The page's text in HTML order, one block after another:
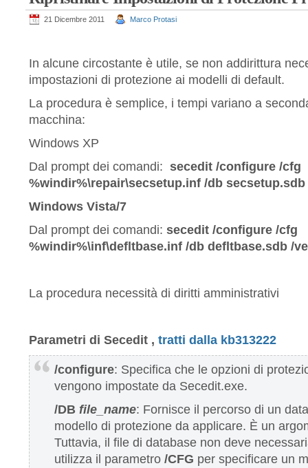
21 Dicembre 2011 Marco Protasi
In alcune circostante è utile, se non addirittura
impostazioni di protezione ai modelli di default.
La procedura è semplice, i tempi variano a
macchina:
Windows XP
Dal prompt dei comandi: secedit /configure /cfg
%windir%\repair\secsetup.inf /db
Windows Vista/7
Dal prompt dei comandi: secedit /configure /cfg
%windir%\inf\defltbase.inf /db defltbase.sdb /
La procedura necessità di diritti amministrativi
Parametri di Secedit , tratti dalla kb313222
/configure: Specifica che le opzioni di
vengono impostate da Secedit.exe.
/DB file_name: Fornisce il percorso di un
modello di protezione da applicare. È un
Tuttavia, il file di database non deve
utilizza il parametro /CFG per specificare un